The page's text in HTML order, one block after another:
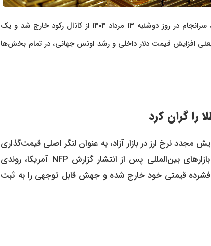
بازار طلا و سکه پس از هفته‌ها نوسان محدود و فرسایشی، سرانجام در روز دوشنبه ۱۳ مرداد ۱۴۰۴ از کانال رکود خارج شد و یک
افزایش قیمت دلار داخلی و رشد اونس جهانی، در تمام بخش‌ها
را گران کرد
مجدد نرخ ارز در بازار آزاد، به عنوان لنگر اصلی قیمت‌گذاری
در بازار داخلی عمل کرد. از سوی دیگر، قیمت اونس جهانی طلا نیز در بازارهای بین‌المللی پس از انتشار گزارش NFP آمریکا، روندی
هم‌افزایی باعث شد تا طلای ۱۸ عیار از کانال فشرده قیمتی خود خارج شده و جهش قابل توجهی را به ثبت